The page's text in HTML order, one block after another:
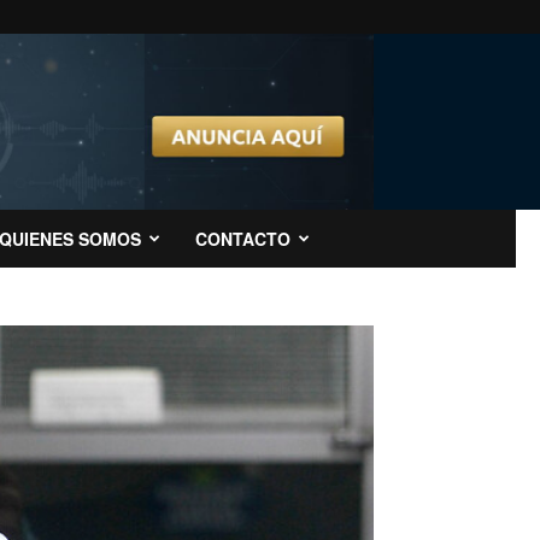
QUIENES SOMOS CONTACTO